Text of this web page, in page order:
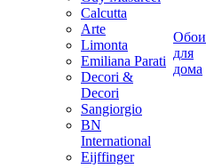
Calcutta
Arte
Limonta
Emiliana Parati
Decori &
Decori
Sangiorgio
BN
International
Eijffinger
Обои
для
дома